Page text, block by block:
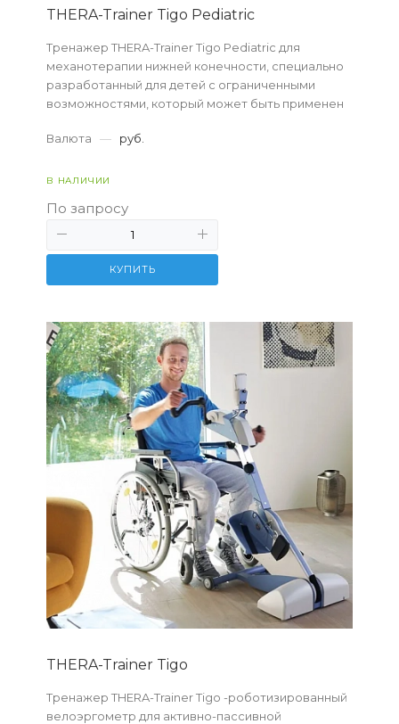
THERA-Trainer Tigo Pediatric
Тренажер THERA-Trainer Tigo Pediatric для
механотерапии нижней конечности, специально
разработанный для детей с ограниченными
возможностями, который может быть применен
дома.&...
Валюта — руб.
В НАЛИЧИИ
По запросу
КУПИТЬ
THERA-Trainer Tigo
Тренажер THERA-Trainer Tigo -роботизированный
велоэргометр для активно-пассивной